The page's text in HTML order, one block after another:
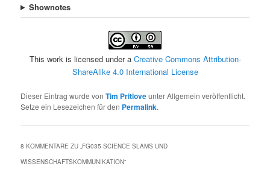
Shownotes
This work is licensed under a Creative Commons Attribution-
ShareAlike 4.0 International License
Dieser Eintrag wurde vonTim Pritloveunter Allgemein veröffentlicht.
Setze ein Lesezeichen für den Permalink.
8 KOMMENTARE ZU „FG035 SCIENCE SLAMS UND
WISSENSCHAFTSKOMMUNIKATION“